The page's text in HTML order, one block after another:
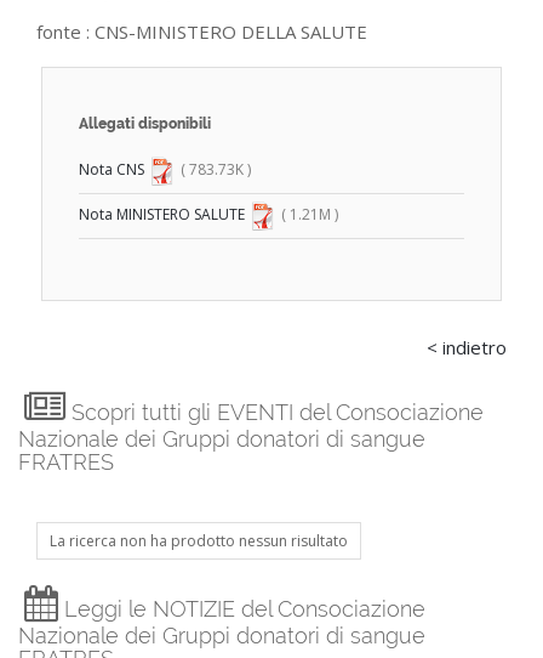
fonte : CNS-MINISTERO DELLA SALUTE
Allegati disponibili
Nota CNS ( 783.73K )
Nota MINISTERO SALUTE ( 1.21M )
< indietro
Scopri tutti gli EVENTI del Consociazione
Nazionale dei Gruppi donatori di sangue
FRATRES
La ricerca non ha prodotto nessun risultato
Leggi le NOTIZIE del Consociazione
Nazionale dei Gruppi donatori di sangue